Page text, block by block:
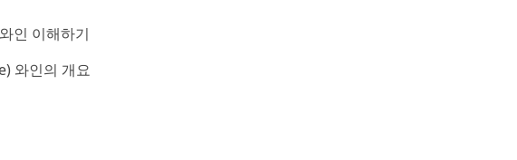
인 이해하기
와인의 개요